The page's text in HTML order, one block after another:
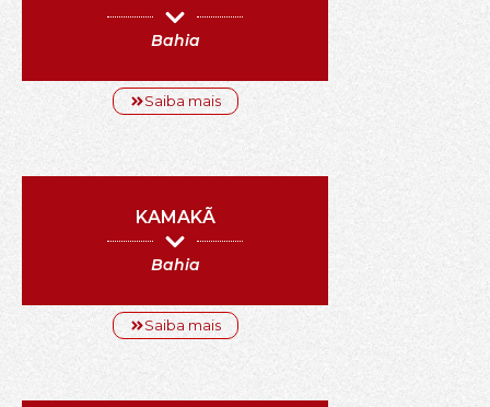
Bahia
Saiba mais
KAMAKÃ
Bahia
Saiba mais